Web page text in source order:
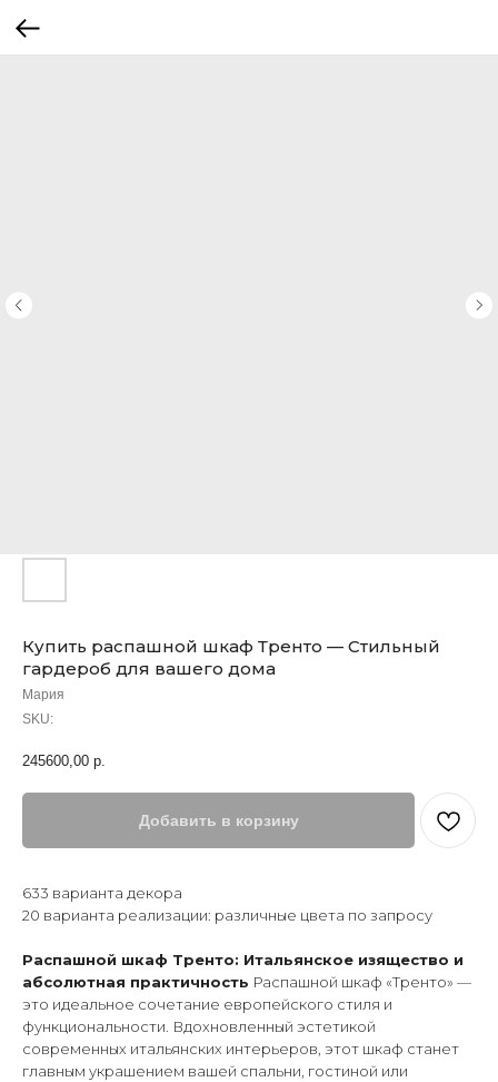
Купить распашной шкаф Тренто — Стильный
гардероб для вашего дома
Мария
SKU:
245600,00 р.
Добавить в корзину
633 варианта декора
20 варианта реализации: различные цвета по запросу
Распашной шкаф Тренто: Итальянское изящество и
абсолютная практичность Распашной шкаф «Тренто» —
это идеальное сочетание европейского стиля и
функциональности. Вдохновленный эстетикой
современных итальянских интерьеров, этот шкаф станет
главным украшением вашей спальни, гостиной или